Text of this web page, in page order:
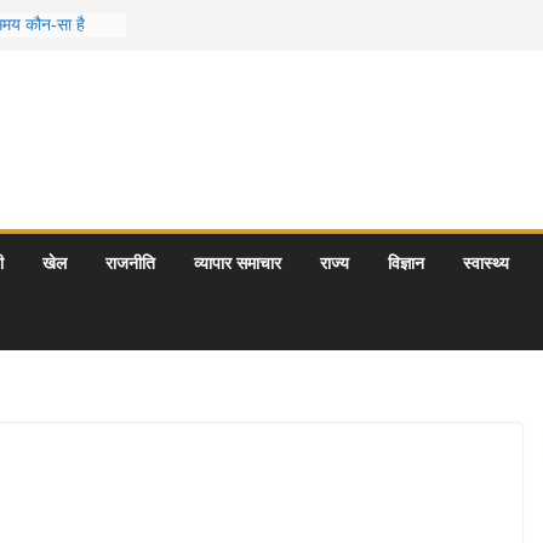
कौन-सा है
खेल राजनीति व्यापार समाचार राज्य विज्ञान स्वास्थ्य